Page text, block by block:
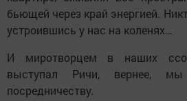
бьющей через край энергией.
устроившись у нас на коленях…
И миротворцем в наших
выступал Ричи, вернее,
посредничеству.